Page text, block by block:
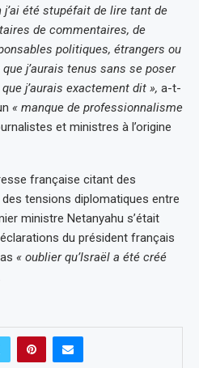
été stupéfait de lire tant de
de commentaires, de
politiques, étrangers ou
j’aurais tenus sans se poser
j’aurais exactement dit », a-t-
« manque de professionnalisme
et ministres à l’origine
française citant des
tensions diplomatiques entre
ministre Netanyahu s’était
du président français
« oublier qu’Israël a été créé